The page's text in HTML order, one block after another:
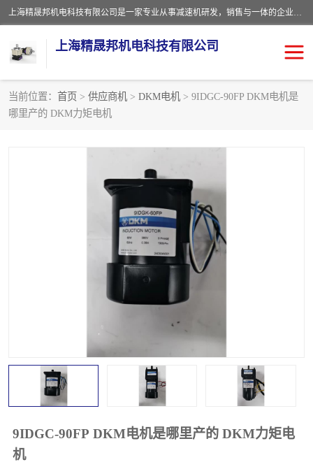
上海精晟邦机电科技有限公司是一家专业从事减速机研发，销售与一体的企业。公司拥有资深技术人员和技术团队服务人才，致力于为广大客户提供专业，细致的产品服务。主营产品有：中型减速电机，微型调速电机，精密行星减速机，蜗轮蜗杆减速机，RFKS四大系列减速机，SKM双曲面齿轮减速机，齿轮减速电机，行星减速机，防爆电机，变频器等系列；产品广泛用于汽车，船舶，能源，环保，包装，物流等领域，欢迎咨询。
上海精晟邦机电科技有限公司
当前位置： 首页 > 供应商机 > DKM电机 > 9IDGC-90FP DKM电机是
哪里产的 DKM力矩电机
9IDGC-90FP DKM电机是哪里产的 DKM力矩电
机
减速电机
精晟邦四大系列
精晟邦微型齿轮减速电机
晟邦电机